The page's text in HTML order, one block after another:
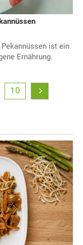
ist ein
Ernährung.
10